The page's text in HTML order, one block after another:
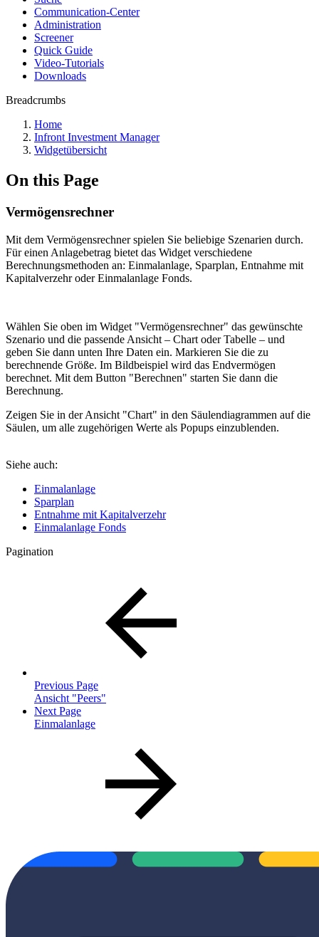
Communication-Center
Administration
Screener
Quick Guide
Video-Tutorials
Downloads
Breadcrumbs
Home
Infront Investment Manager
Widgetübersicht
On this Page
Vermögensrechner
Mit dem Vermögensrechner spielen Sie beliebige Szenarien durch.
Für einen Anlagebetrag bietet das Widget verschiedene
Berechnungsmethoden an: Einmalanlage, Sparplan, Entnahme mit
Kapitalverzehr oder Einmalanlage Fonds.
Wählen Sie oben im Widget "Vermögensrechner" das gewünschte
Szenario und die passende Ansicht – Chart oder Tabelle – und
geben Sie dann unten Ihre Daten ein. Markieren Sie die zu
berechnende Größe. Im Bildbeispiel wird das Endvermögen
berechnet. Mit dem Button "Berechnen" starten Sie dann die
Berechnung.
Zeigen Sie in der Ansicht "Chart" in den Säulendiagrammen auf die
Säulen, um alle zugehörigen Werte als Popups einzublenden.
Siehe auch:
Einmalanlage
Sparplan
Entnahme mit Kapitalverzehr
Einmalanlage Fonds
Pagination
Previous Page
Ansicht "Peers"
Next Page
Einmalanlage